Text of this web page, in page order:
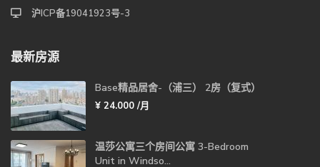
沪ICP备19041923号-3
最新房源
Base精品居舍-（浦三） 2房（复式）
¥ 24.000 /月
温莎公寓三个房间公寓 3-Bedroom
Unit in Windso...